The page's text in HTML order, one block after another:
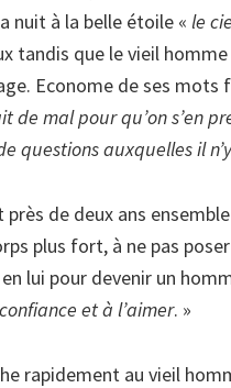
nuit à la belle étoile « le
tandis que le vieil
Econome de ses mots
de mal pour qu’on s’en
questions auxquelles il
de deux ans
plus fort, à ne pas
lui pour devenir un
et à l’aimer. »
rapidement au vieil